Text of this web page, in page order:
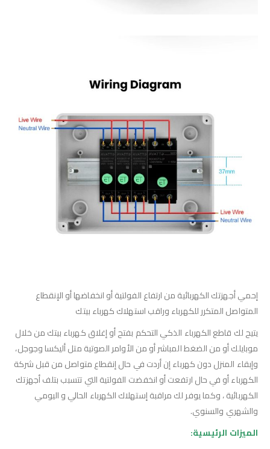
إحمي أجهزتك الكهربائية من ارتفاع الفولتية أو انخفاضها أو الإنقطاع
المتواصل المتكرر للكهرباء وراقب استهلاك كهرباء بيتك
يتيح لك قاطع الكهرباء الذكي التحكم بفتح أو إغلاق كهرباء بيتك من خلال
موبايلك أو من الضغط المباشر أو من الأوامر الصوتية متل أليكسا وجوجل،
وإبقاء المنزل دون كهرباء إن أردت في حال إنقطاع متواصل من قبل شركة
الكهرباء أو في حال ارتفعت أو انخفضت الفولتية التي تتسبب بتلف أجهزتك
الكهربائية ، وكما يوفر لك مراقبة إستهلاك الكهرباء الحالي و اليومي
والشهري والسنوي.
الميزات الرئيسية: